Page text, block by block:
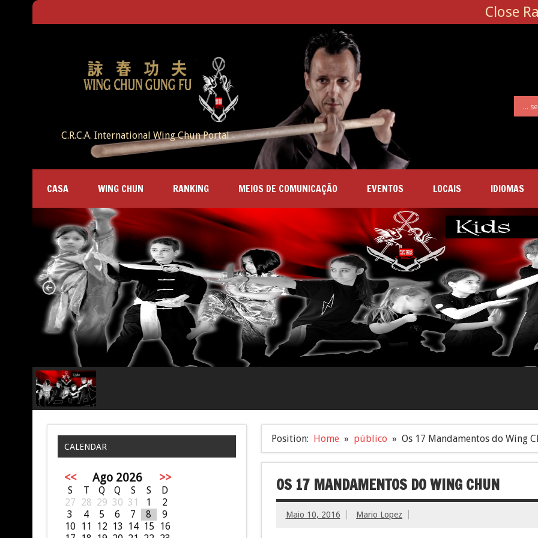
Close
C.R.C.A. International Wing Chun Portal
CASA WING CHUN RANKING MEIOS DE COMUNICAÇÃO EVENTOS LOCAIS IDIOMAS
Position: Home público Os 17 Mandamentos do Wing
OS 17 MANDAMENTOS DO WING CHUN
Maio 10, 2016 Mario Lopez
CALENDAR
<< Ago 2026 >>
S T Q Q S S
D
27 28 29 30 31 1
2
3
4 5 6 7 8
9
10 11 12 13 14 15 16